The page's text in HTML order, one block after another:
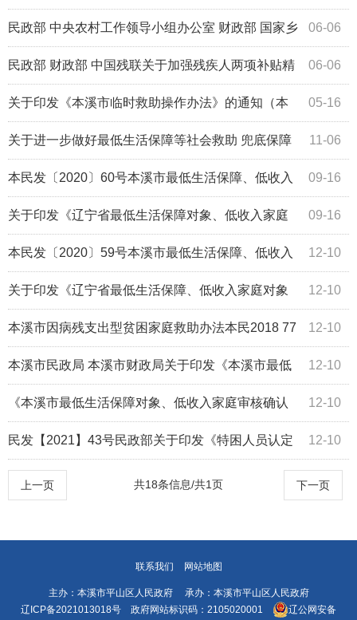
准管理的意见 06-06
民政部 中央农村工作领导小组办公室 财政部 国家乡
村振兴局关于进一步做好最低生活保障等... 06-06
民政部 财政部 中国残联关于加强残疾人两项补贴精
准管理的意见 05-16
关于印发《本溪市临时救助操作办法》的通知（本
民发〔2021〕41号） 11-06
关于进一步做好最低生活保障等社会救助 兜底保障
工作的通知 09-16
本民发〔2020〕60号本溪市最低生活保障、低收入
家庭审核确认操作规范 09-16
关于印发《辽宁省最低生活保障对象、低收入家庭
审核确认操作规范》的通知（辽民发53号） 12-10
本民发〔2020〕59号本溪市最低生活保障、低收入
家庭对象认定办法 12-10
关于印发《辽宁省最低生活保障、低收入家庭对象
认定办法》的通知（辽民发36号 12-10
本溪市因病残支出型贫困家庭救助办法本民2018 77
号 12-10
本溪市民政局 本溪市财政局关于印发《本溪市最低
生活保障、低收入家庭对象认定办法》的通... 12-10
《本溪市最低生活保障对象、低收入家庭审核确认
操作规范》的通知（本民发〔2020〕60号） 12-10
民发【2021】43号民政部关于印发《特困人员认定
办法》的通知
上一页 下一页
共18条信息/共1页
联系我们 网站地图
主办：本溪市平山区人民政府 承办：本溪市平山区人民政府
辽ICP备2021013018号 政府网站标识码：2105020001 辽公网安备